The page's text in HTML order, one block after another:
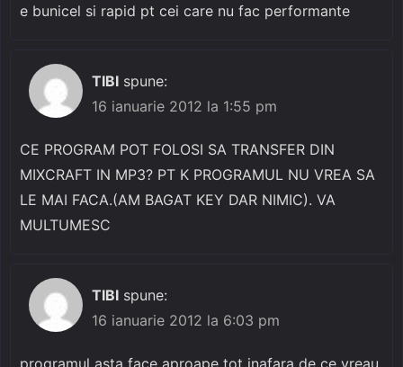
e bunicel si rapid pt cei care nu fac performante
TIBI spune:
16 ianuarie 2012 la 1:55 pm
CE PROGRAM POT FOLOSI SA TRANSFER DIN
MIXCRAFT IN MP3? PT K PROGRAMUL NU VREA SA
LE MAI FACA.(AM BAGAT KEY DAR NIMIC). VA
MULTUMESC
TIBI spune:
16 ianuarie 2012 la 6:03 pm
programul asta face aproape tot inafara de ce vreau